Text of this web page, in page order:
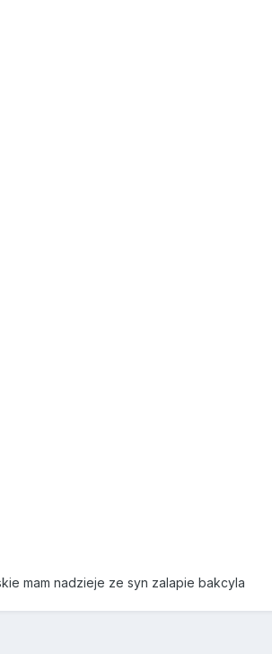
mam nadzieje ze syn zalapie bakcyla